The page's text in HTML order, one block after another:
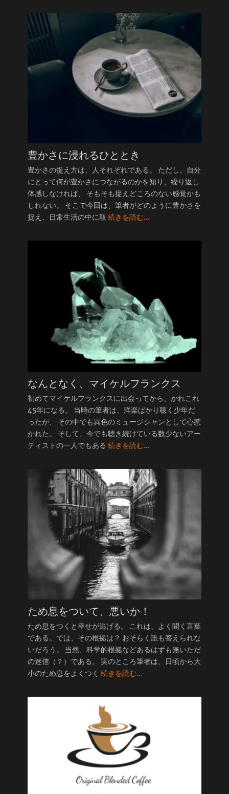
豊かさに浸れるひととき
豊かさの捉え方は、人それぞれである。 ただし、自分
にとって何が豊かさにつながるのかを知り、繰り返し
体感しなければ、 そもそも捉えどころのない感覚かも
しれない。 そこで今回は、筆者がどのように豊かさを
捉え、日常生活の中に取 続きを読む…
なんとなく、マイケルフランクス
初めてマイケルフランクスに出会ってから、かれこれ
45年になる。 当時の筆者は、洋楽ばかり聴く少年だ
ったが、 その中でも異色のミュージシャンとして心惹
かれた。 そして、今でも聴き続けている数少ないアー
ティストの一人でもある 続きを読む…
ため息をついて、悪いか！
ため息をつくと幸せが逃げる。 これは、よく聞く言葉
である。では、その根拠は？ おそらく誰も答えられな
いだろう。 当然、科学的根拠などあるはずも無いただ
の迷信（？）である。 実のところ筆者は、日頃から大
小のため息をよくつく 続きを読む…